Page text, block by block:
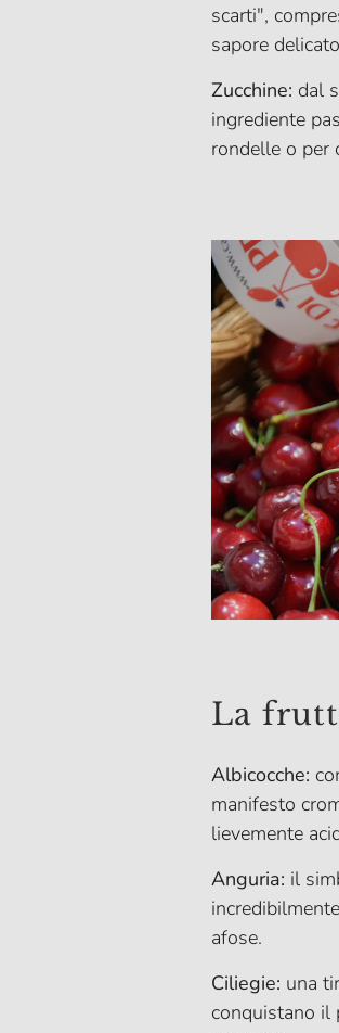
scarti",
sapore
Zucchine: dal
ingrediente
rondelle o per
La
Albicocche:
manifesto
lievemente
Anguria: il
afose.
Ciliegie: una
conquistano il